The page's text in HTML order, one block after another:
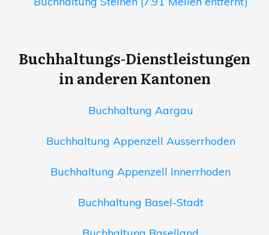
Buchhaltungs-Dienstleistungen
in anderen Kantonen
Buchhaltung Aargau
Buchhaltung Appenzell Ausserrhoden
Buchhaltung Appenzell Innerrhoden
Buchhaltung Basel-Stadt